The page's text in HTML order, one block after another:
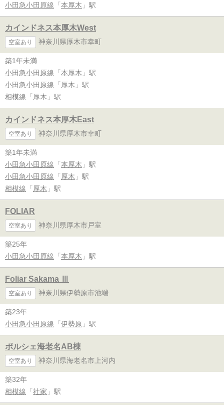
小田急小田原線 「 本厚木 」駅
カインドネス本厚木West
空室あり 神奈川県厚木市幸町
築1年未満
小田急小田原線 「 本厚木 」駅
小田急小田原線 「 厚木 」駅
相模線 「 厚木 」駅
カインドネス本厚木East
空室あり 神奈川県厚木市幸町
築1年未満
小田急小田原線 「 本厚木 」駅
小田急小田原線 「 厚木 」駅
相模線 「 厚木 」駅
FOLIAR
空室あり 神奈川県厚木市戸室
築25年
小田急小田原線 「 本厚木 」駅
Foliar Sakama Ⅲ
空室あり 神奈川県伊勢原市池端
築23年
小田急小田原線 「 伊勢原 」駅
ポルシェ海老名AB棟
空室あり 神奈川県海老名市上河内
築32年
相模線 「 社家 」駅